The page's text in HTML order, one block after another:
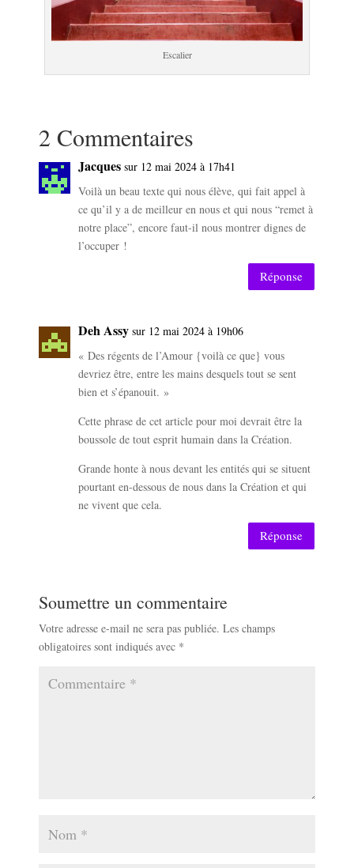
Escalier
2 Commentaires
Jacques sur 12 mai 2024 à 17h41
Voilà un beau texte qui nous élève, qui fait appel à
ce qu’il y a de meilleur en nous et qui nous “remet à
notre place”, encore faut-il nous montrer dignes de
l’occuper !
Réponse
Deh Assy sur 12 mai 2024 à 19h06
« Des régents de l’Amour {voilà ce que} vous
devriez être, entre les mains desquels tout se sent
bien et s’épanouit. »
Cette phrase de cet article pour moi devrait être la
boussole de tout esprit humain dans la Création.
Grande honte à nous devant les entités qui se situent
pourtant en-dessous de nous dans la Création et qui
ne vivent que cela.
Réponse
Soumettre un commentaire
Votre adresse e-mail ne sera pas publiée. Les champs
obligatoires sont indiqués avec *